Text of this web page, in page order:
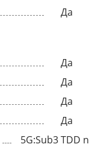
Да
Да
Да
Да
Да
5G:Sub3 TDD